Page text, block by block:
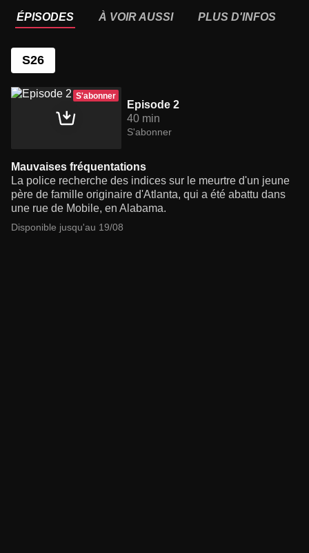
ÉPISODES À VOIR AUSSI PLUS D'INFOS
S26
S'abonner
Episode 2
40 min
S'abonner
Mauvaises fréquentations
La police recherche des indices sur le meurtre d'un jeune
père de famille originaire d'Atlanta, qui a été abattu dans
une rue de Mobile, en Alabama.
Disponible jusqu'au 19/08